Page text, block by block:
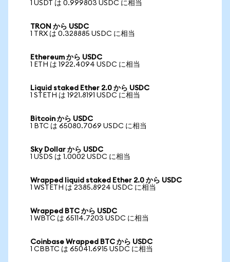
1 USDT は 0.999803 USDC に相当
TRON から USDC
1 TRX は 0.328885 USDC に相当
Ethereum から USDC
1 ETH は 1922.4094 USDC に相当
Liquid staked Ether 2.0 から USDC
1 STETH は 1921.8191 USDC に相当
Bitcoin から USDC
1 BTC は 65080.7069 USDC に相当
Sky Dollar から USDC
1 USDS は 1.0002 USDC に相当
Wrapped liquid staked Ether 2.0 から USDC
1 WSTETH は 2385.8924 USDC に相当
Wrapped BTC から USDC
1 WBTC は 65114.7203 USDC に相当
Coinbase Wrapped BTC から USDC
1 CBBTC は 65041.6915 USDC に相当